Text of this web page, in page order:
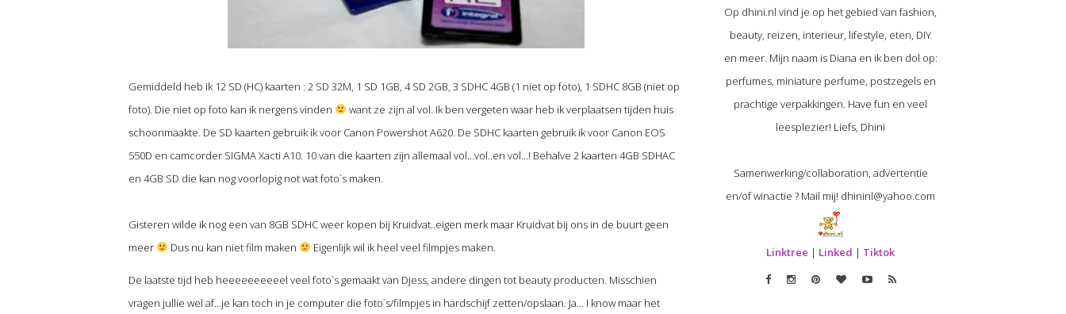
Gemiddeld heb ik 12 SD (HC) kaarten : 2 SD 32M, 1 SD 1GB, 4 SD 2GB, 3 SDHC 4GB (1 niet op foto), 1 SDHC 8GB (niet op
foto). Die niet op foto kan ik nergens vinden
want ze zijn al vol. Ik ben vergeten waar heb ik verplaatsen tijden huis
schoonmaakte. De SD kaarten gebruik ik voor Canon Powershot A620. De SDHC kaarten gebruik ik voor Canon EOS
550D en camcorder SIGMA Xacti A10. 10 van die kaarten zijn allemaal vol…vol..en vol…! Behalve 2 kaarten 4GB SDHAC
en 4GB SD die kan nog voorlopig not wat foto`s maken.
Gisteren wilde ik nog een van 8GB SDHC weer kopen bij Kruidvat..eigen merk maar Kruidvat bij ons in de buurt geen
meer
Dus nu kan niet film maken Eigenlijk wil ik heel veel filmpjes maken.
De laatste tijd heb heeeeeeeeeel veel foto`s gemaakt van Djess, andere dingen tot beauty producten. Misschien
vragen jullie wel af…je kan toch in je computer die foto`s/filmpjes in hardschijf zetten/opslaan. Ja… I know maar het
Op dhini.nl vind je op het gebied van fashion,
beauty, reizen, interieur, lifestyle, eten, DIY
en meer. Mijn naam is Diana en ik ben dol op:
perfumes, miniature perfume, postzegels en
prachtige verpakkingen. Have fun en veel
leesplezier! Liefs, Dhini
Samenwerking/collaboration, advertentie
en/of winactie ? Mail mij! dhininl@yahoo.com
Linktree | Linked | Tiktok